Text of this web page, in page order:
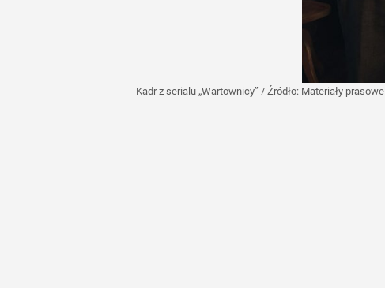
Kadr z serialu „Wartownicy” / Źródło: Materiały prasowe